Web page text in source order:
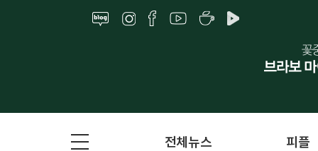
전체뉴스 피플